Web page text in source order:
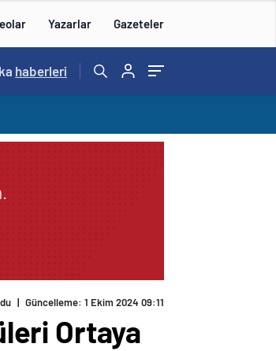
Yazarlar Gazeteler
haberleri
| Güncelleme: 1 Ekim 2024 09:11
Ortaya